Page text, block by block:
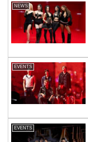
NEWS
EVENTS
EVENTS